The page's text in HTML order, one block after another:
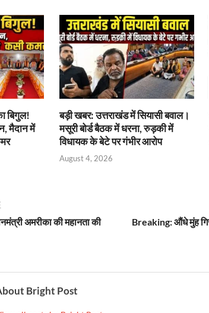
p
बिगुल!
मैदान में
बड़ी खबर: उत्तराखंड में सियासी बवाल।
मसूरी बोर्ड बैठक में धरना, रुड़की में
विधायक के बेटे पर गंभीर आरोप
August 4, 2026
अमरीका की महानता की
Breaking: औंधे मुंह
Bright Post